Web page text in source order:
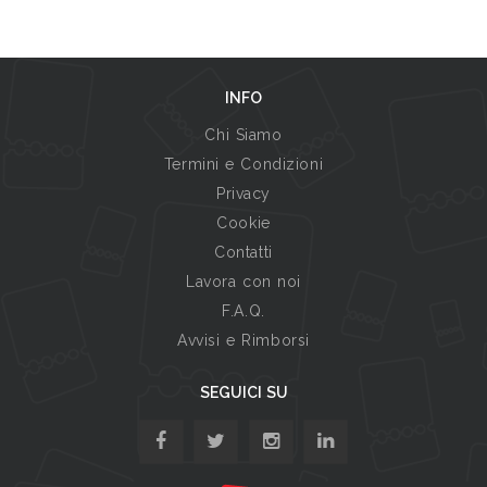
INFO
Chi Siamo
Termini e Condizioni
Privacy
Cookie
Contatti
Lavora con noi
F.A.Q.
Avvisi e Rimborsi
SEGUICI SU